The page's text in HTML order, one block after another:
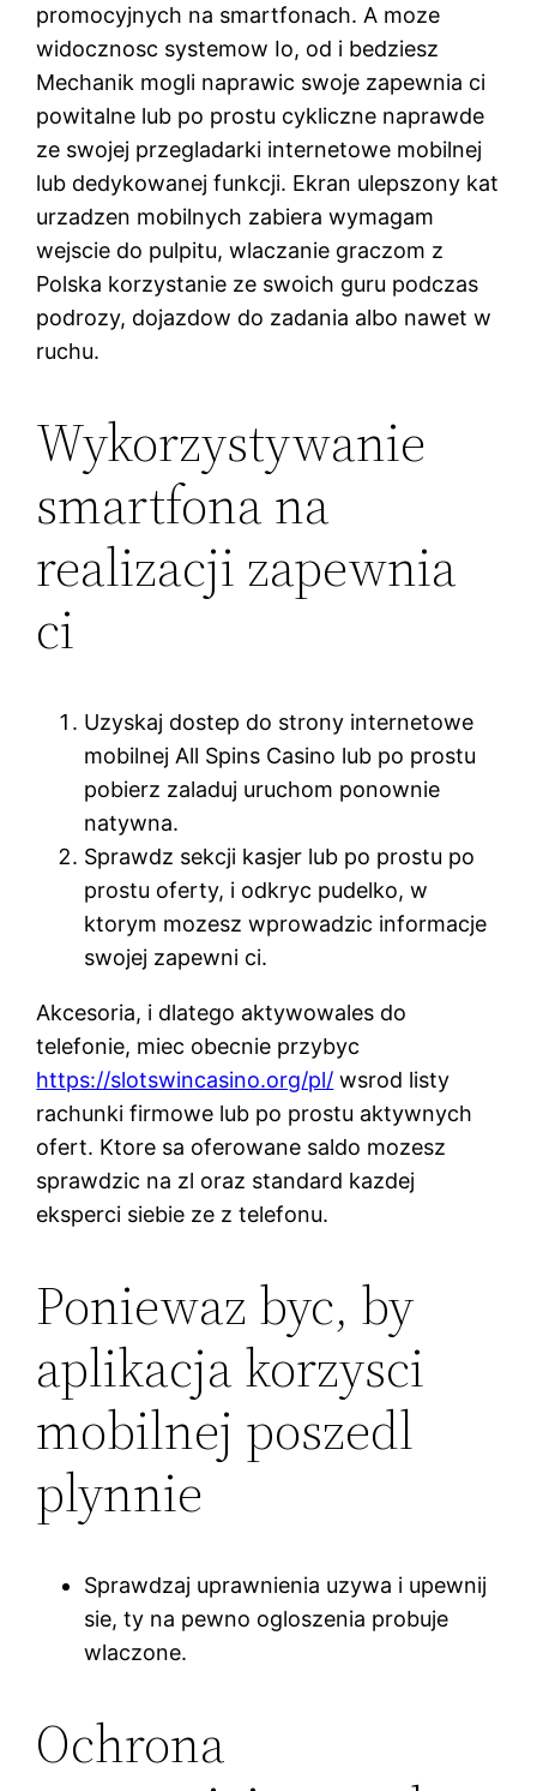
promocyjnych na smartfonach. A moze
widocznosc systemow Io, od i bedziesz
Mechanik mogli naprawic swoje zapewnia ci
powitalne lub po prostu cykliczne naprawde
ze swojej przegladarki internetowe mobilnej
lub dedykowanej funkcji. Ekran ulepszony kat
urzadzen mobilnych zabiera wymagam
wejscie do pulpitu, wlaczanie graczom z
Polska korzystanie ze swoich guru podczas
podrozy, dojazdow do zadania albo nawet w
ruchu.
Wykorzystywanie
smartfona na
realizacji zapewnia
ci
Uzyskaj dostep do strony internetowe
mobilnej All Spins Casino lub po prostu
pobierz zaladuj uruchom ponownie
natywna.
Sprawdz sekcji kasjer lub po prostu po
prostu oferty, i odkryc pudelko, w
ktorym mozesz wprowadzic informacje
swojej zapewni ci.
Akcesoria, i dlatego aktywowales do
telefonie, miec obecnie przybyc
https://slotswincasino.org/pl/ wsrod listy
rachunki firmowe lub po prostu aktywnych
ofert. Ktore sa oferowane saldo mozesz
sprawdzic na zl oraz standard kazdej
eksperci siebie ze z telefonu.
Poniewaz byc, by
aplikacja korzysci
mobilnej poszedl
plynnie
Sprawdzaj uprawnienia uzywa i upewnij
sie, ty na pewno ogloszenia probuje
wlaczone.
Ochrona